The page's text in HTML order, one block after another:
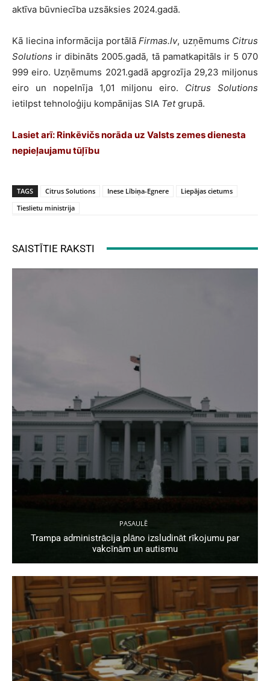
aktīva būvniecība uzsāksies 2024.gadā.
Kā liecina informācija portālā Firmas.lv, uzņēmums Citrus
Solutions ir dibināts 2005.gadā, tā pamatkapitāls ir 5 070
999 eiro. Uzņēmums 2021.gadā apgrozīja 29,23 miljonus
eiro un nopelnīja 1,01 miljonu eiro. Citrus Solutions
ietilpst tehnoloģiju kompānijas SIA Tetgrupā.
Lasiet arī: Rinkēvičs norāda uz Valsts zemes dienesta
nepieļaujamu tūļību
TAGS Citrus Solutions Inese Lībiņa-Egnere
Liepājas cietums
Tieslietu ministrija
SAISTĪTIE RAKSTI
PASAULĒ
Trampa administrācija plāno izsludināt rīkojumu par
vakcīnām un autismu